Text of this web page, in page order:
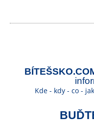
Kde - kdy - co -